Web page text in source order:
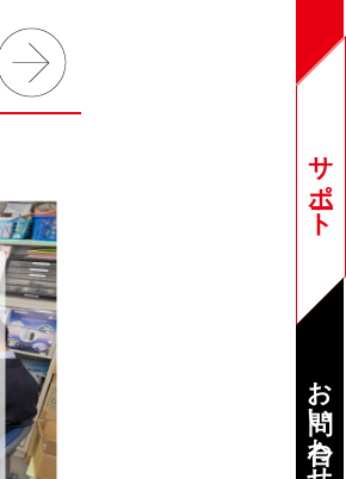
サポート
お問い合わせ